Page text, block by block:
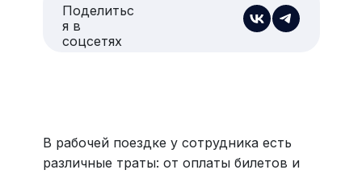
Поделитьс
я в
соцсетях
В рабочей поездке у сотрудника есть
различные траты: от оплаты билетов и